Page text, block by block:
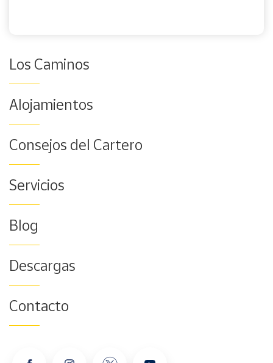
Los Caminos
Alojamientos
Consejos del Cartero
Servicios
Blog
Descargas
Contacto